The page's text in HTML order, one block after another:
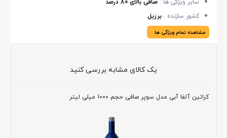
یک کالای مشابه بررسی کنید
کراتین آلفا آبی مدل سوپر صافی حجم 1000 میلی لیتر
کشور سازنده : برزیل
مشاهده تمام ویژگی ها